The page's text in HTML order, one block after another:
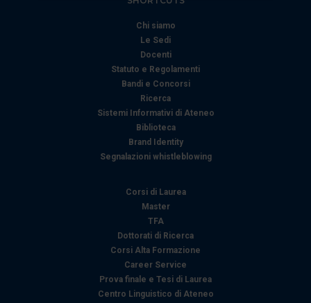
modificare o ritirare il tuo consenso in qualsiasi momento
dalla Dichiarazione sui cookie.
Utilizziamo i cookie per personalizzare contenuti ed
annunci, per fornire funzionalità dei social media e per
analizzare il nostro traffico. Condividiamo inoltre
informazioni sul modo in cui utilizza il nostro sito con i
nostri partner che si occupano di analisi dei dati web,
pubblicità e social media, i quali potrebbero combinarle
raccolto dal suo utilizzo dei loro servizi.
Chi siamo
Le Sedi
Docenti
Statuto e Regolamenti
Bandi e Concorsi
Ricerca
Sistemi Informativi di Ateneo
Biblioteca
Brand Identity
Segnalazioni whistleblowing
Corsi di Laurea
Master
TFA
Dottorati di Ricerca
Corsi Alta Formazione
Career Service
Prova finale e Tesi di Laurea
Centro Linguistico di Ateneo